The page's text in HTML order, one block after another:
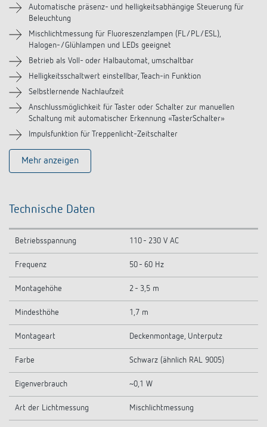
Ähnliche Produkte
Automatische präsenz- und helligkeitsabhängige Steuerung für
Beleuchtung
Mischlichtmessung für Fluoreszenzlampen (FL/PL/ESL),
Halogen-/Glühlampen und LEDs geeignet
Betrieb als Voll- oder Halbautomat, umschaltbar
Helligkeitsschaltwert einstellbar, Teach-in Funktion
Selbstlernende Nachlaufzeit
Anschlussmöglichkeit für Taster oder Schalter zur manuellen
Schaltung mit automatischer Erkennung «TasterSchalter»
Impulsfunktion für Treppenlicht-Zeitschalter
Mehr anzeigen
Technische Daten
Betriebsspannung 110 - 230 V AC
Frequenz 50 - 60 Hz
Montagehöhe 2 - 3,5 m
Mindesthöhe 1,7 m
Montageart Deckenmontage, Unterputz
Farbe Schwarz (ähnlich RAL 9005)
Eigenverbrauch ~0,1 W
Art der Lichtmessung Mischlichtmessung